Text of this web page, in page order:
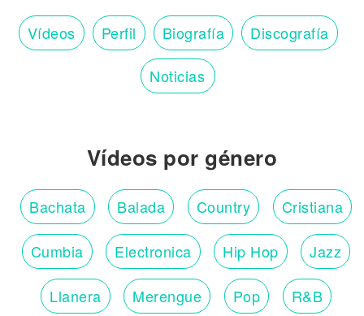
Vídeos Perfil Biografía Discografía
Noticias
Vídeos por género
Bachata Balada Country Cristiana
Cumbia Electronica Hip Hop Jazz
Llanera Merengue Pop R&B